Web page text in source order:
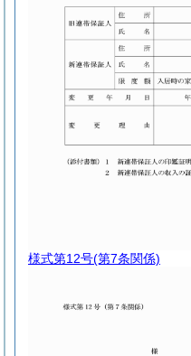
様式第12号(第7条関係)